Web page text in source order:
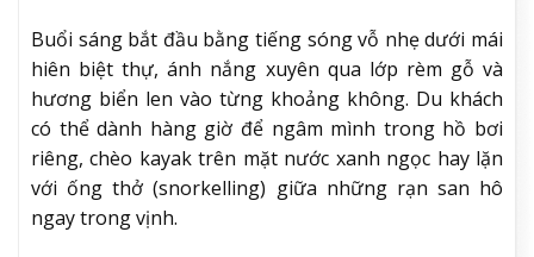
Buổi sáng bắt đầu bằng tiếng sóng vỗ nhẹ dưới mái
hiên biệt thự, ánh nắng xuyên qua lớp rèm gỗ và
hương biển len vào từng khoảng không. Du khách
có thể dành hàng giờ để ngâm mình trong hồ bơi
riêng, chèo kayak trên mặt nước xanh ngọc hay lặn
với ống thở (snorkelling) giữa những rạn san hô
ngay trong vịnh.